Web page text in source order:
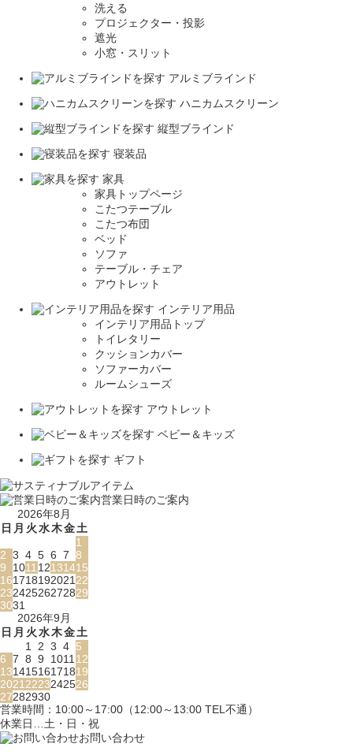
洗える
プロジェクター・投影
遮光
小窓・スリット
アルミブラインド
ハニカムスクリーン
縦型ブラインド
寝装品
家具
家具トップページ
こたつテーブル
こたつ布団
ベッド
ソファ
テーブル・チェア
アウトレット
インテリア用品
インテリア用品トップ
トイレタリー
クッションカバー
ソファーカバー
ルームシューズ
アウトレット
ベビー＆キッズ
ギフト
営業日時のご案内
2026年8月
日 月 火水木金土
1
2 3 4 5 6 7 8
9
1011 12131415
161718192021 22
23242526272829
3031
2026年9月
日 月 火水木金土
1
2 3 4 5
6 7 8 9 1011 12
13141516171819
2021 2223242526
27282930
営業時間：10:00～17:00（12:00～13:00 TEL不通）
休業日…土・日・祝
お問い合わせ